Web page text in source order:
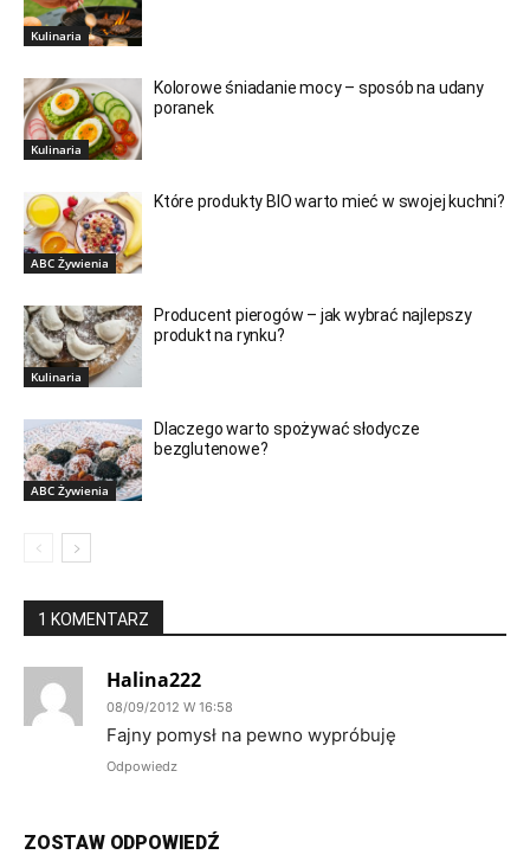
Kulinaria
Kulinaria
Kolorowe śniadanie mocy – sposób na udany
poranek
ABC Żywienia
Które produkty BIO warto mieć w swojej kuchni?
Kulinaria
Producent pierogów – jak wybrać najlepszy
produkt na rynku?
ABC Żywienia
Dlaczego warto spożywać słodycze
bezglutenowe?
1 KOMENTARZ
Halina222
08/09/2012 W 16:58
Fajny pomysł na pewno wypróbuję
Odpowiedz
ZOSTAW ODPOWIEDŹ